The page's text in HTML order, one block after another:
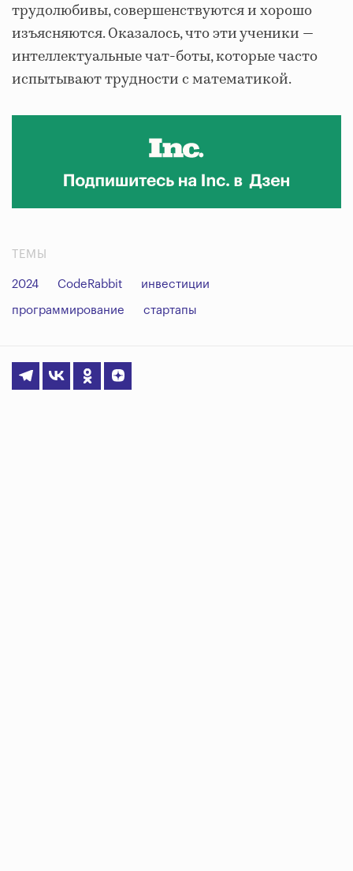
трудолюбивы, совершенствуются и хорошо
изъясняются. Оказалось, что эти ученики —
интеллектуальные чат-боты, которые часто
испытывают трудности с математикой.
ТЕМЫ
2024 CodeRabbit инвестиции
программирование стартапы